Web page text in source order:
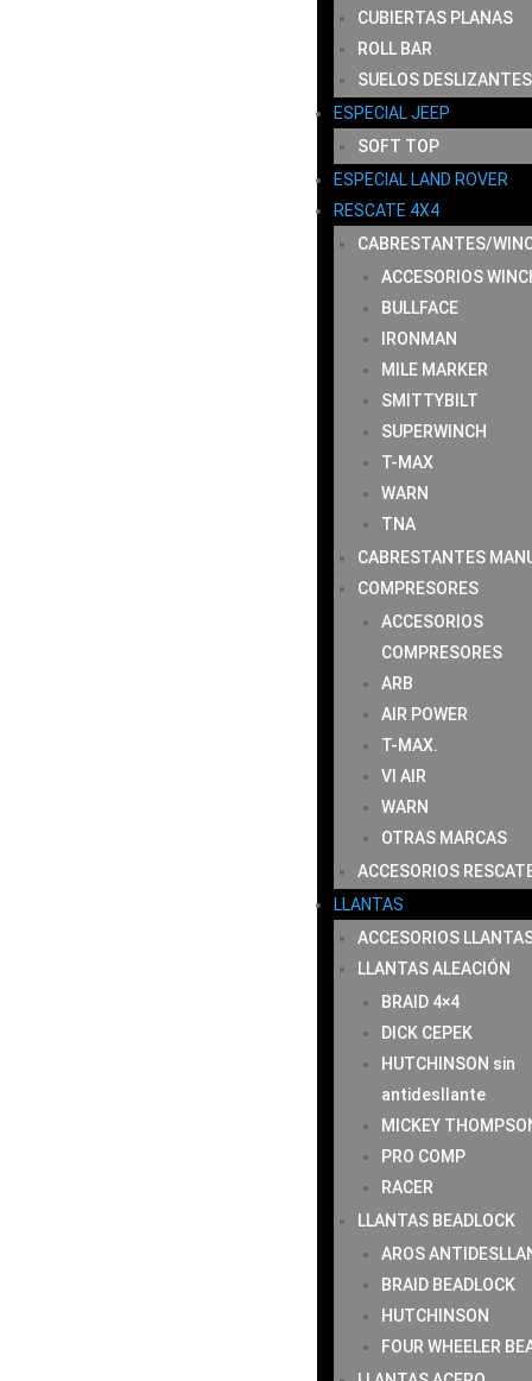
CUBIERTAS PLANAS
ROLL BAR
SUELOS DESLIZANTES
ESPECIAL JEEP
SOFT TOP
ESPECIAL LAND ROVER
RESCATE 4X4
CABRESTANTES/
ACCESORIOS
BULLFACE
IRONMAN
MILE MARKER
SMITTYBILT
SUPERWINCH
T-MAX
WARN
TNA
CABRESTANTES
COMPRESORES
ACCESORIOS
COMPRESORES
ARB
AIR POWER
T-MAX.
VI AIR
WARN
OTRAS MARCAS
ACCESORIOS
LLANTAS
ACCESORIOS
LLANTAS ALEACIÓN
BRAID 4×4
DICK CEPEK
HUTCHINSON sin
antidesllante
MICKEY
PRO COMP
RACER
LLANTAS BEADLOCK
AROS
BRAID BEADLOCK
HUTCHINSON
FOUR WHEELER